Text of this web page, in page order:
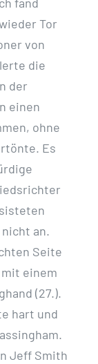
Tor
von
die
der
einen
ohne
Es
an.
Seite
einem
(27.).
hart und
Jeff Smith